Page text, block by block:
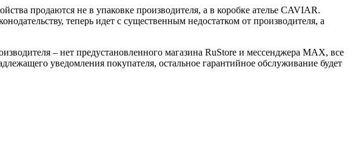
продаются не в упаковке производителя, а в коробке ателье CAVIAR.
теперь идет с существенным недостатком от производителя, а
– нет предустановленного магазина RuStore и мессенджера MAX, все
уведомления покупателя, остальное гарантийное обслуживание будет